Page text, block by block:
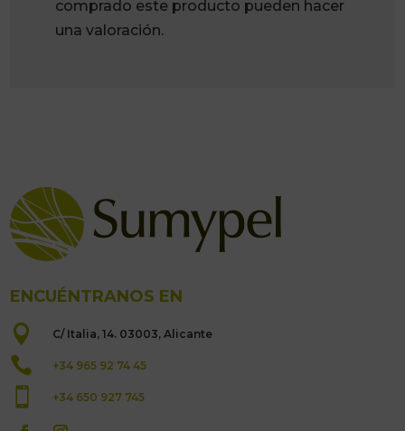
comprado este producto pueden hacer
una valoración.
ENCUÉNTRANOS EN
 C/ Italia, 14. 03003, Alicante
 +34 965 92 74 45
+34 650 927 745